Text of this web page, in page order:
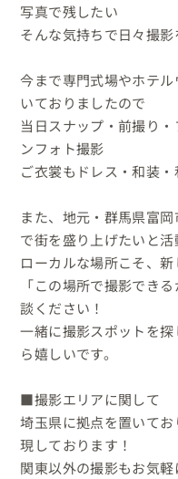
写真で残したい
そんな気持ちで日々撮
今まで専門式場やホテ
いておりましたので
当日スナップ・前撮り
ンフォト撮影
ご衣裳もドレス・和装
また、地元・群馬県富
で街を盛り上げたいと
ローカルな場所こそ、新
「この場所で撮影でき
談ください！
一緒に撮影スポットを
ら嬉しいです。
■撮影エリアに関して
埼玉県に拠点を置いて
現しております！
関東以外の撮影もお気